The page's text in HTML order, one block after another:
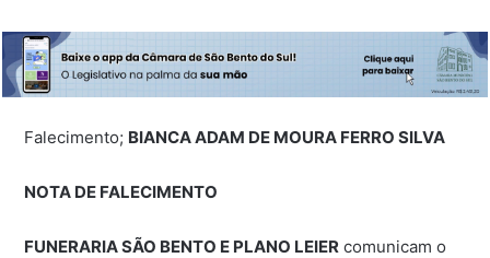
Falecimento; BIANCA ADAM DE MOURA FERRO SILVA
NOTA DE FALECIMENTO
FUNERARIA SÃO BENTO E PLANO LEIER comunicam o